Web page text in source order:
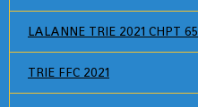
LALANNE TRIE 2021 CHPT 65
TRIE FFC 2021